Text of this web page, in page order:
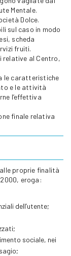
Mentale.
Dolce.
sul caso in modo
scheda
fruiti.
relative al Centro,
le caratteristiche
e le attività
l’effettiva
finale relativa
proprie finalità
eroga:
dell’utente;
sociale, nei